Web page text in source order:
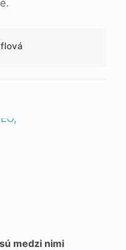
sú medzi nimi